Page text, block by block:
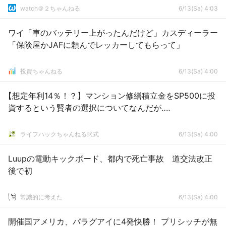
watch＠２ちゃんねる 6/13(Sa) 4:03
ワイ「車のバッテリー上がったんだけど」カスディーラー
「保険屋かJAFに頼んでレッカーしてもらって」
投資ちゃんねる 6/13(Sa) 4:00
【想定年利14％！？】マンション修繕積立金をSP500に投
資するという賢者の選択についてなんだが‥‥
ライフハックちゃんねる弐式 6/13(Sa) 4:00
Luupの電動キックボード、都内で死亡事故 道交法改正
後で初
常識的に考えた 6/13(Sa) 4:00
開催国アメリカ、パラグアイに4発快勝！ プリシッチが無